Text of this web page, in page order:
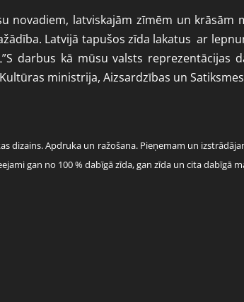
novadiem, latviskajām zīmēm un
Latvijā tapušos zīda lakatus ar
darbus kā mūsu valsts reprezentācijas
ministrija, Aizsardzības un
dizains. Apdruka un ražošana. Pieņemam un
gan no 100 % dabīgā zīda, gan zīda un cita dabīgā